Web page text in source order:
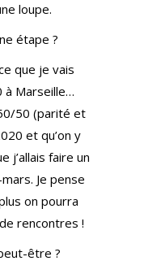
loupe.
étape ?
que je vais
à Marseille…
50 (parité et
et qu’on y
j’allais faire un
Je pense
on pourra
rencontres !
être ?